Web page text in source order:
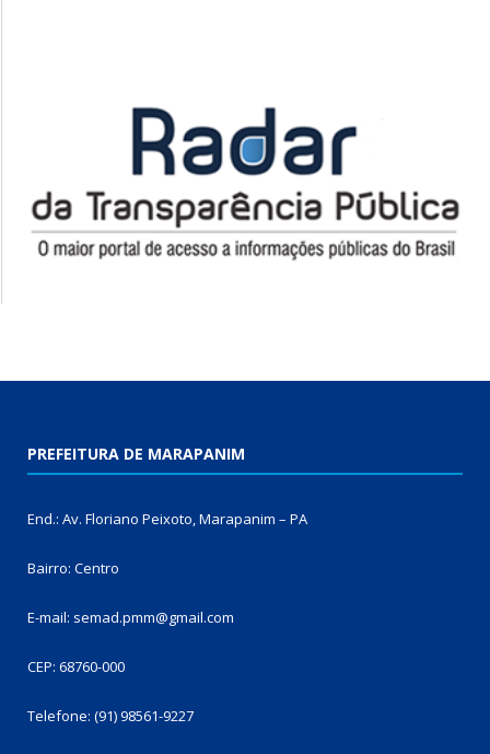
PREFEITURA DE MARAPANIM
End.: Av. Floriano Peixoto, Marapanim – PA
Bairro: Centro
E-mail: semad.pmm@gmail.com
CEP: 68760-000
Telefone: (91) 98561-9227